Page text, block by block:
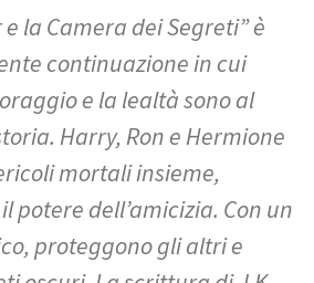
la Camera dei Segreti” è
continuazione in cui
e la lealtà sono al
Harry, Ron e Hermione
mortali insieme,
potere dell’amicizia. Con un
proteggono gli altri e